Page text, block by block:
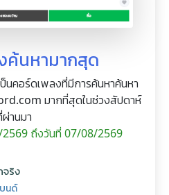
ค้นหามากสุด
นคอร์ดเพลงที่มีการค้นหาค้นหา
มากที่สุดในช่วงสัปดาห์
านมา
ถึงวันที่ 07/08/2569
จริง
นด์